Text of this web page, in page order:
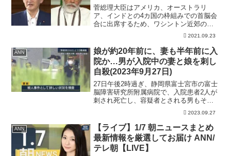
菅総理大臣はアメリカ、オーストラリ
ア、インドとの4カ国の枠組みでの首脳会
合に出席するため、ワシントン近郊のア
ンドルーズ空軍基地に到着しました。
れていて、東シナ海や南シナ海で影響力
を強めている中国に対抗...
2021.09.23
ANN
娘が約20年前に、妻も半年前に入
院か…男が入院中の妻と娘を刺し
自殺(2023年9月27日)
27日午後2時過ぎ、静岡県富士宮市の富士
脳障害研究所附属病院で、入院患者2人が
刺され死亡し、容疑者とされる男もその
場で自殺しました。富士脳障害研究所附
属病院は、1980年に開設された脳神経外
科の専門病院で、病床が160床あり、入院
患者も受け...
2023.09.27
ANN
【ライブ】1/7 朝ニュースまとめ
最新情報を厳選してお届け ANN/
テレ朝【LIVE】